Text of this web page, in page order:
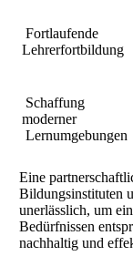
Fortlaufende
Lehrerfortbildung
Schaffung
moderner
Lernumgebungen
Eine
Bildungsinstituten
unerlässlich, um
Bedürfnissen
nachhaltig und